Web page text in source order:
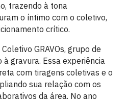
trazendo à tona
o íntimo com o coletivo,
crítico.
GRAVOs, grupo de
gravura. Essa experiência
com tiragens coletivas e o
sua relação com os
da área. No ano